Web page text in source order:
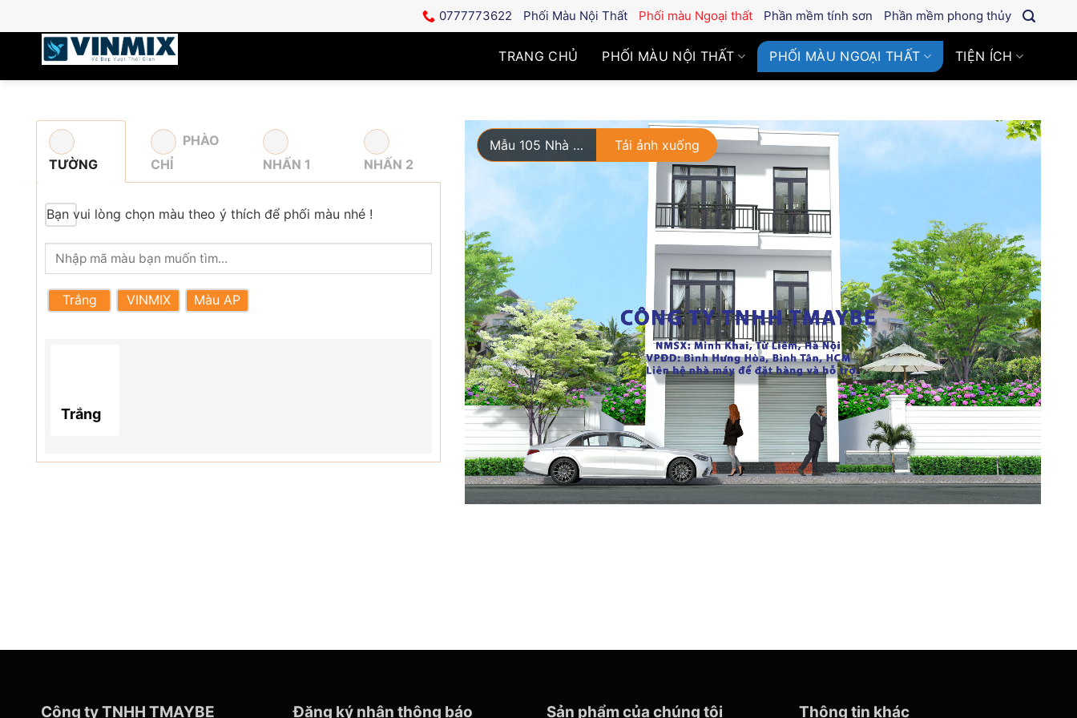
to
0777773622 Phối Màu Nội Thất Phối màu Ngoại thất Phần mềm tính sơn Phần mềm phong thủy
TRANG CHỦ PHỐI MÀU NỘI THẤT PHỐI MÀU NGOẠI THẤT TIỆN ÍCH
TƯỜNG
PHÀO
CHỈ
NHẤN 1 NHẤN 2
Bạn vui lòng chọn màu theo ý thích để phối màu nhé !
Trắng VINMIX Màu AP
Trắng
Mẫu 105 Nhà 2 Tầng Tải ảnh xuống
Công ty TNHH TMAYBE Đăng ký nhận thông báo Sản phẩm của chúng tôi Thông tin khác